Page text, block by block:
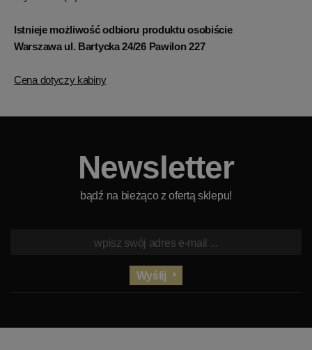
Istnieje możliwość odbioru produktu osobiście
Warszawa ul. Bartycka 24/26 Pawilon 227
Cena dotyczy kabiny
Newsletter
bądź na bieżąco z ofertą sklepu!
Wyślij